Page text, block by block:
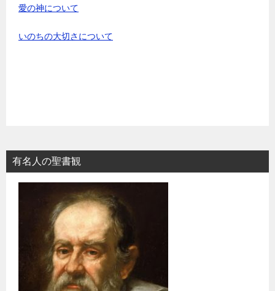
愛の神について
いのちの大切さについて
有名人の聖書観